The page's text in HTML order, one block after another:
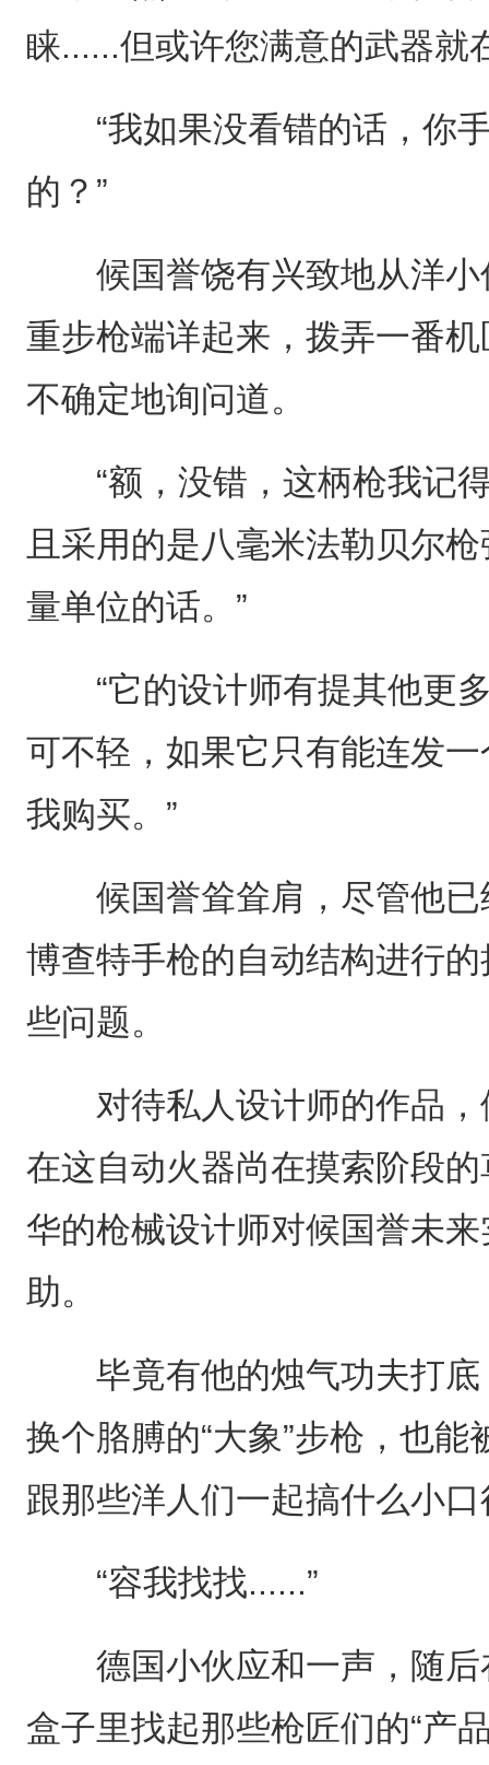
睐......但或许您满意的武器就
“我如果没看错的话，你手
的？”
候国誉饶有兴致地从洋小
重步枪端详起来，拨弄一番
不确定地询问道。
“额，没错，这柄枪我记得
且采用的是八毫米法勒贝尔
量单位的话。”
“它的设计师有提其他更多
可不轻，如果它只有能连发
我购买。”
候国誉耸耸肩，尽管他已
博查特手枪的自动结构进行
些问题。
对待私人设计师的作品，
在这自动火器尚在摸索阶段
华的枪械设计师对候国誉未
助。
毕竟有他的烛气功夫打底
换个胳膊的“大象”步枪，也
跟那些洋人们一起搞什么小
“容我找找......”
德国小伙应和一声，随后
盒子里找起那些枪匠们的“产